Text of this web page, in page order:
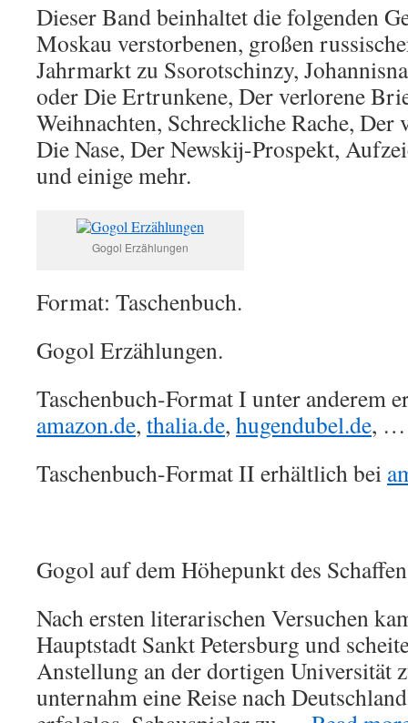
Dieser Band beinhaltet die folgenden
Moskau verstorbenen, großen
Jahrmarkt zu Ssorotschinzy,
oder Die Ertrunkene, Der verlorene
Weihnachten, Schreckliche Rache,
Die Nase, Der Newskij-Prospekt,
und einige mehr.
Gogol Erzählungen
Format: Taschenbuch.
Gogol Erzählungen.
Taschenbuch-Format I unter anderem
amazon.de, thalia.de, hugendubel.de, …
Taschenbuch-Format II erhältlich bei
Gogol auf dem Höhepunkt des
Nach ersten literarischen Versuchen
Hauptstadt Sankt Petersburg und
Anstellung an der dortigen Universität
unternahm eine Reise nach